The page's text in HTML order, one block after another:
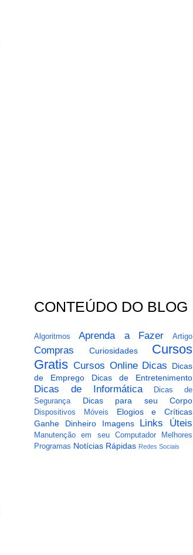
CONTEÚDO DO BLOG
Algoritmos Aprenda a Fazer Artigo
Compras Curiosidades
Cursos
Gratis Cursos Online Dicas
Dicas
de Emprego
Dicas de Entretenimento
Dicas de Informática
Dicas de
Segurança
Dicas para seu Corpo
Dispositivos Móveis
Elogios e Críticas
Ganhe Dinheiro
Imagens Links Úteis
Manutenção em seu Computador
Melhores
Programas Notícias Rápidas Redes Sociais